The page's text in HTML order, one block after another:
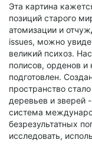
Эта картина
позиций старого
атомизации и
issues, можно
великий психоз.
полисов, орденов
подготовлен.
пространство
деревьев и зверей
система
безрезультатных
исследовать,